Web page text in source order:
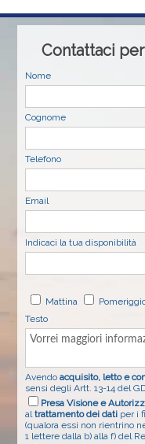
Contattaci
Nome
Cognome
Telefono
Email
Indicaci la tua disponibilità
Mattina
Testo
Avendoacquisito, letto e
sensi degli Artt. 13-14 del
Presa Visione e
altrattamento dei dati per i
(qualora essi non rientrino
1 lettere dalla b) alla f) del